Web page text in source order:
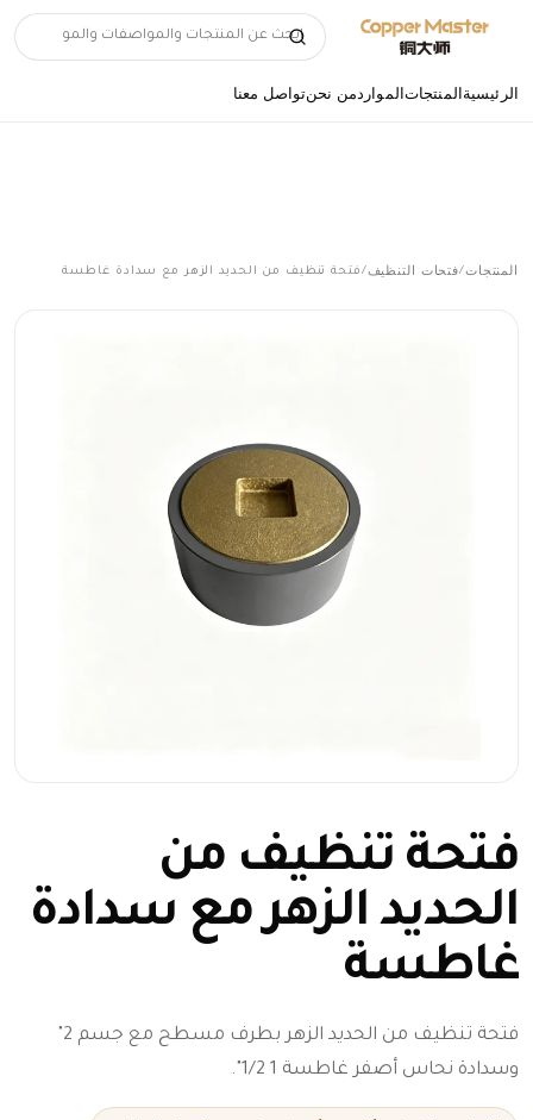
الرئيسيةالمنتجاتالمواردمن نحنتواصل معنا
المنتجات/فتحات التنظيف/فتحة تنظيف من الحديد الزهر مع سدادة غاطسة
فتحة تنظيف من
الحديد الزهر مع سدادة
غاطسة
فتحة تنظيف من الحديد الزهر بطرف مسطح مع جسم 2"
وسدادة نحاس أصفر غاطسة 1 1/2".